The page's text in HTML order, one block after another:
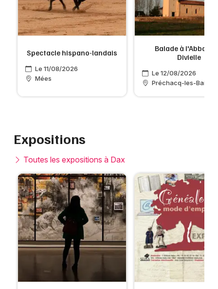
Spectacle hispano-landais
Le 11/08/2026
Mées
Balade à l'Abbaye
Divielle
Le 12/08/2026
Préchacq-les-Bains
Expositions
Toutes les expositions à Dax